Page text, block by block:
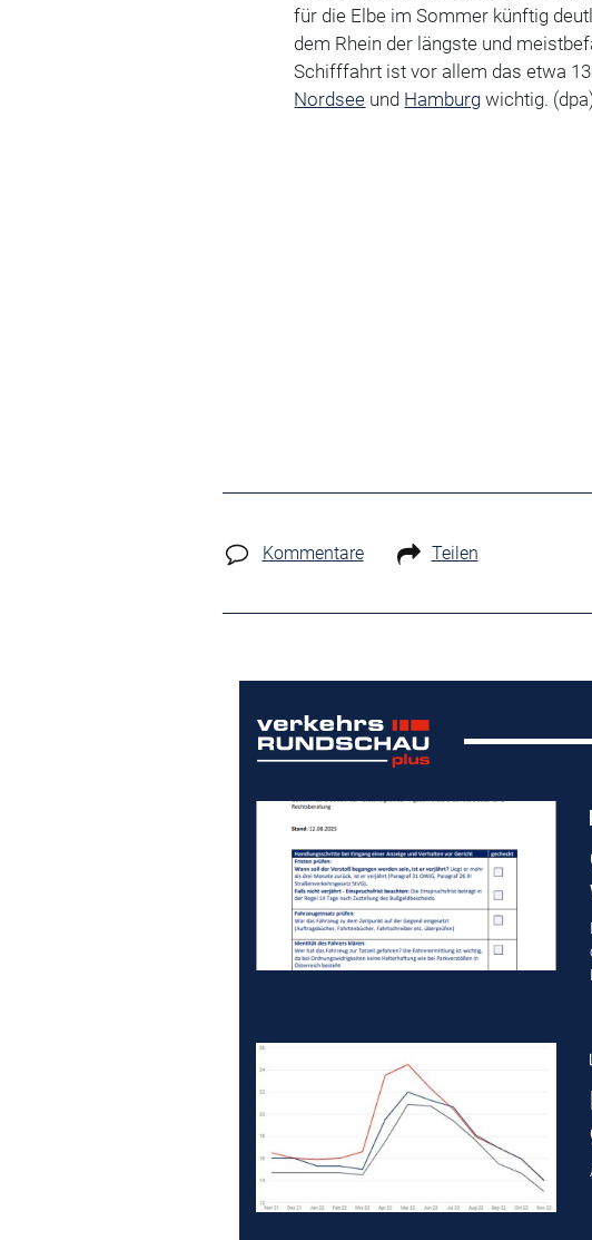
für die Elbe im Sommer künftig
dem Rhein der längste und
Schifffahrt ist vor allem das etwa
Nordsee und Hamburg wichtig.
Kommentare Teilen